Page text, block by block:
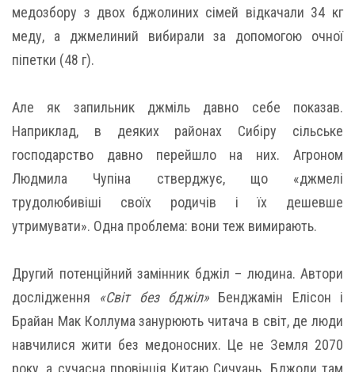
медозбору з двох бджолиних сімей відкачали 34 кг
меду, а джмелиний вибирали за допомогою очної
піпетки (48 г).
Але як запильник джміль давно себе показав.
Наприклад, в деяких районах Сибіру сільське
господарство давно перейшло на них. Агроном
Людмила Чупіна стверджує, що «джмелі
трудолюбивіші своїх родичів і їх дешевше
утримувати». Одна проблема: вони теж вимирають.
Другий потенційний замінник бджіл – людина. Автори
дослідження «Світ без бджіл» Бенджамін Елісон і
Брайан Мак Коллума занурюють читача в світ, де люди
навчилися жити без медоносних. Це не Земля 2070